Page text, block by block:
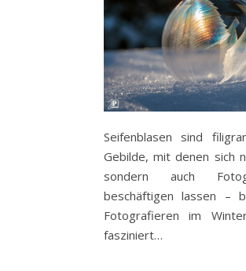
Seifenblasen sind
Gebilde, mit denen sich
sondern auch
beschäftigen lassen –
Fotografieren im
fasziniert…